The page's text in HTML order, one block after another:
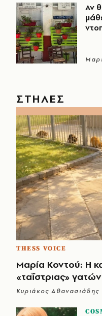
Αν
ΣΤΗΛΕΣ
THESS VOICE
Μαρία Κοντού: Η
«ταΐστριας»
Κυριάκος Αθανασιάδης